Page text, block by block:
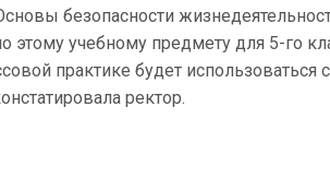
безопасности
этому учебному предмету для 5-го
практике будет использоваться
ректор.